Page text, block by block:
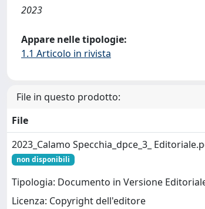
2023
Appare nelle tipologie:
1.1 Articolo in rivista
File in questo prodotto:
File
2023_Calamo Specchia_dpce_3_
non disponibili
Tipologia: Documento in Versione
Licenza: Copyright dell'editore